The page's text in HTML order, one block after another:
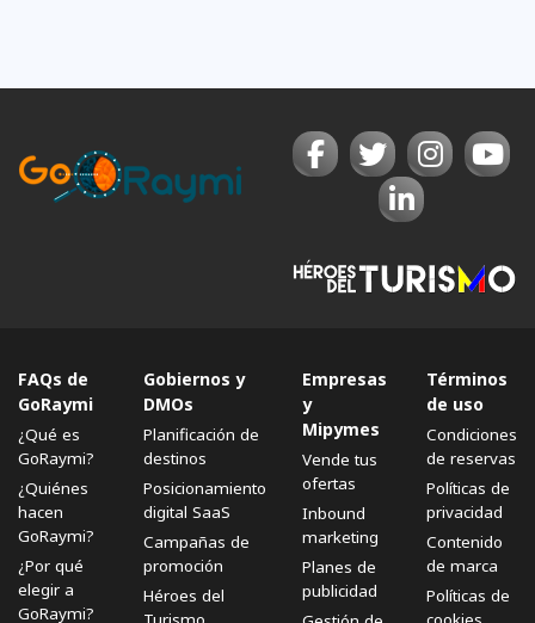
FAQs de
GoRaymi
¿Qué es
GoRaymi?
¿Quiénes
hacen
GoRaymi?
¿Por qué
elegir a
GoRaymi?
Gobiernos y
DMOs
Planificación de
destinos
Posicionamiento
digital SaaS
Campañas de
promoción
Héroes del
Empresas
y
Mipymes
Vende tus
ofertas
Inbound
marketing
Planes de
publicidad
Términos
de uso
Condiciones
de reservas
Políticas de
privacidad
Contenido
de marca
Políticas de